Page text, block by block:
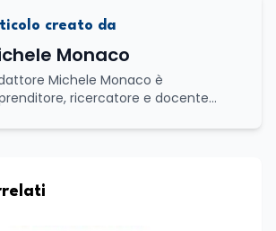
creato da
Monaco
Michele Monaco è
ricercatore e docente
nell'innovazione digitale, nella
è CEO di Adventus